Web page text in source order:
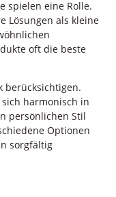
spielen eine Rolle.
Lösungen als kleine
oft die beste
berücksichtigen.
harmonisch in
persönlichen Stil
Optionen
sorgfältig